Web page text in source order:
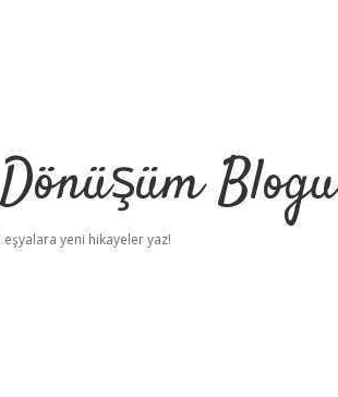
Blogu
eşyalara yeni hikayeler yaz!